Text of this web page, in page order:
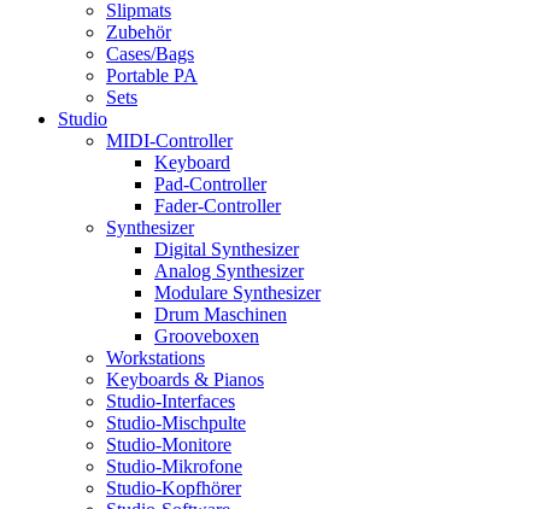
Slipmats
Zubehör
Cases/Bags
Portable PA
Sets
Studio
MIDI-Controller
Keyboard
Pad-Controller
Fader-Controller
Synthesizer
Digital Synthesizer
Analog Synthesizer
Modulare Synthesizer
Drum Maschinen
Grooveboxen
Workstations
Keyboards & Pianos
Studio-Interfaces
Studio-Mischpulte
Studio-Monitore
Studio-Mikrofone
Studio-Kopfhörer